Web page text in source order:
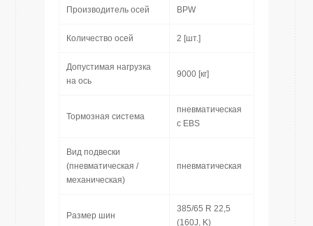
Производитель осей BPW
Количество осей 2 [шт.]
Допустимая нагрузка
на ось
9000 [кг]
Тормозная система
пневматическая
с EBS
Вид подвески
(пневматическая /
механическая)
пневматическая
Размер шин
385/65 R 22,5
(160J, K)